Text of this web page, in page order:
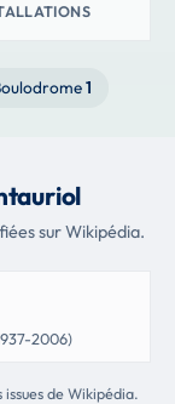
1
sur Wikipédia.
2006)
de Wikipédia.